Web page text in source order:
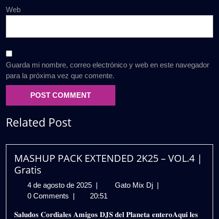
Web
Guarda mi nombre, correo electrónico y web en este navegador
para la próxima vez que comente.
Related Post
MASHUP PACK EXTENDED 2K25 – VOL.4 |
Gratis
4 de agosto de 2025 4
de
de
| Gato Mix Dj MASHUP
2K25
|
0 Comments | 20:51
𝐒𝐚𝐥𝐮𝐝𝐨𝐬 𝐂𝐨𝐫𝐝𝐢𝐚𝐥𝐞𝐬 𝐀𝐦𝐢𝐠𝐨𝐬 𝐃𝐉𝐒 𝐝𝐞𝐥 𝐏𝐥𝐚𝐧𝐞𝐭𝐚 𝐞𝐧𝐭𝐞𝐫𝐨𝐀𝐪𝐮𝐢 𝐥𝐞𝐬